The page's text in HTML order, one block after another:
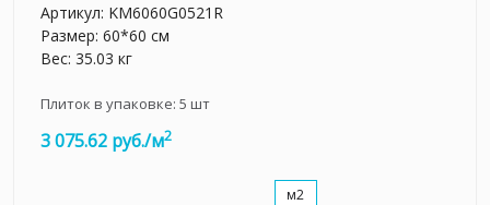
Артикул: KM6060G0521R
Размер: 60*60 см
Вес: 35.03 кг
Плиток в упаковке: 5 шт
3 075.62 руб./м2
м2